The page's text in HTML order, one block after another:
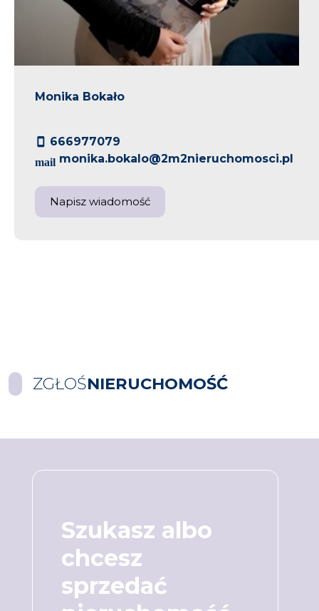
Monika Bokało
666977079
monika.bokalo@2m2nieruchomosci.pl
Napisz wiadomość
ZGŁOŚNIERUCHOMOŚĆ
Szukasz albo
chcesz
sprzedać